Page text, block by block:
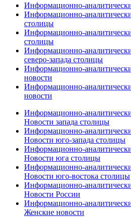
Информационно-
Информационно-
столицы
Информационно-
столицы
Информационно-
северо-запада столицы
Информационно-
новости
Информационно-
новости
Информационно-
Новости запада столицы
Информационно-
Новости юго-запада столицы
Информационно-
Новости юга столицы
Информационно-
Новости юго-востока столицы
Информационно-
Новости России
Информационно-
Женские новости